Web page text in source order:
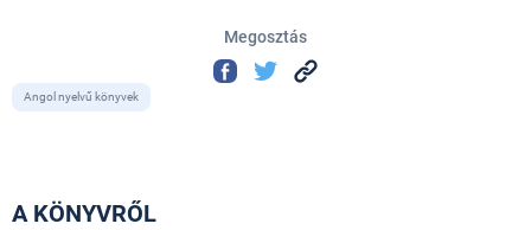
Megosztás
Angol nyelvű könyvek
A KÖNYVRŐL